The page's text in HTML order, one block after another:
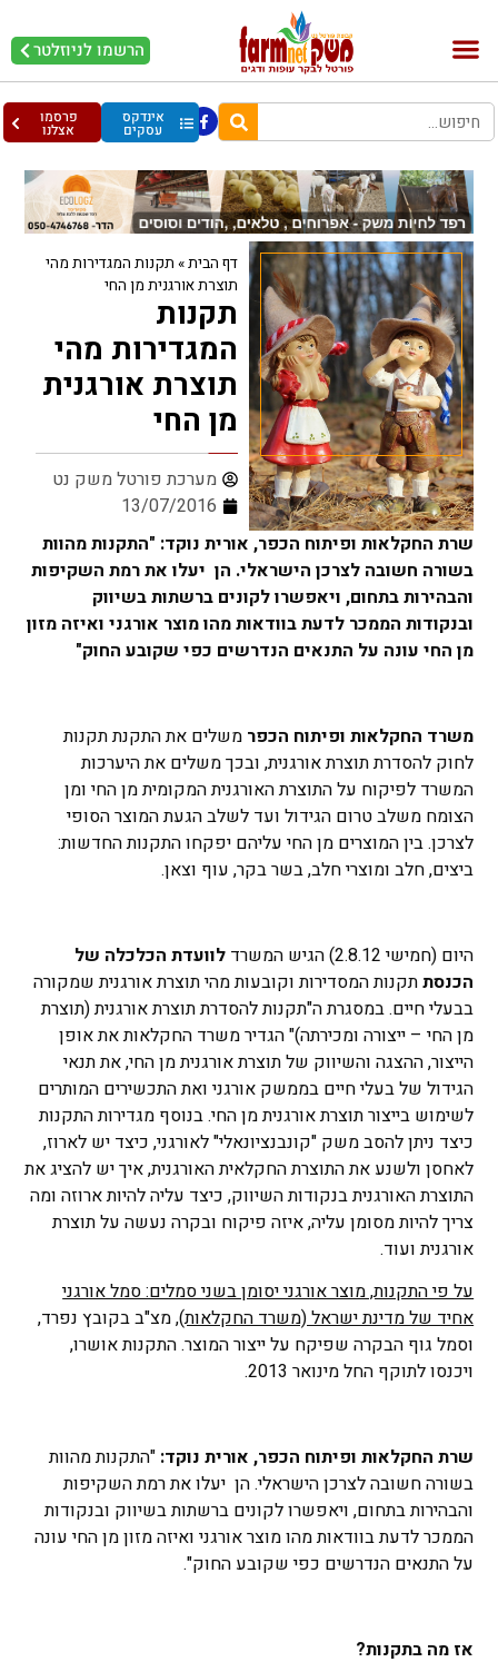
הרשמו לניוזלטר
אינדקס
עסקים
פרסמו
אצלנו
דף הבית» תקנות המגדירות מהי
תוצרת אורגנית מן החי
תקנות
המגדירות מהי
תוצרת אורגנית
מן החי
מערכת פורטל משק נט
13/07/2016
שרת החקלאות ופיתוח הכפר, אורית נוקד: "התקנות מהוות
בשורה חשובה לצרכן הישראלי. הן יעלו את רמת השקיפות
והבהירות בתחום, ויאפשרו לקונים ברשתות בשיווק
ובנקודות הממכר לדעת בוודאות מהו מוצר אורגני ואיזה מזון
מן החי עונה על התנאים הנדרשים כפי שקובע החוק"
משרד החקלאות ופיתוח הכפר משלים את התקנת תקנות
לחוק להסדרת תוצרת אורגנית, ובכך משלים את היערכות
המשרד לפיקוח על התוצרת האורגנית המקומית מן החי ומן
הצומח משלב טרום הגידול ועד לשלב הגעת המוצר הסופי
לצרכן. בין המוצרים מן החי עליהם יפקחו התקנות החדשות:
ביצים, חלב ומוצרי חלב, בשר בקר, עוף וצאן.
היום (חמישי 2.8.12) הגיש המשרד
לוועדת הכלכלה של
הכנסתתקנות המסדירות וקובעות מהי תוצרת אורגנית שמקורה
בבעלי חיים. במסגרת ה"תקנות להסדרת תוצרת אורגנית (תוצרת
מן החי – ייצורה ומכירתה)" הגדיר משרד החקלאות את אופן
הייצור, ההצגה והשיווק של תוצרת אורגנית מן החי, את תנאי
הגידול של בעלי חיים בממשק אורגני ואת התכשירים המותרים
לשימוש בייצור תוצרת אורגנית מן החי. בנוסף מגדירות התקנות
כיצד ניתן להסב משק "קונבנציונאלי" לאורגני, כיצד יש לארוז,
לאחסן ולשנע את התוצרת החקלאית האורגנית, איך יש להציג את
התוצרת האורגנית בנקודות השיווק, כיצד עליה להיות ארוזה ומה
צריך להיות מסומן עליה, איזה פיקוח ובקרה נעשה על תוצרת
אורגנית ועוד.
על פי התקנות, מוצר אורגני יסומן בשני סמלים: סמל אורגני
אחיד של מדינת ישראל (משרד החקלאות),מצ"ב בקובץ נפרד,
וסמל גוף הבקרה שפיקח על ייצור המוצר. התקנות אושרו,
ויכנסו לתוקף החל מינואר 2013.
שרת החקלאות ופיתוח הכפר, אורית נוקד: "התקנות מהוות
בשורה חשובה לצרכן הישראלי. הן יעלו את רמת השקיפות
והבהירות בתחום, ויאפשרו לקונים ברשתות בשיווק ובנקודות
הממכר לדעת בוודאות מהו מוצר אורגני ואיזה מזון מן החי עונה
על התנאים הנדרשים כפי שקובע החוק".
אז מה בתקנות?